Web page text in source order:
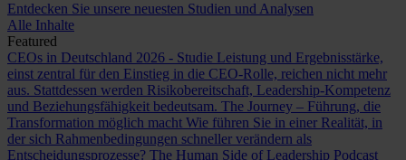
Entdecken Sie unsere neuesten Studien und Analysen
Alle Inhalte
Featured
CEOs in Deutschland 2026 - Studie Leistung und Ergebnisstärke,
einst zentral für den Einstieg in die CEO-Rolle, reichen nicht mehr
aus. Stattdessen werden Risikobereitschaft, Leadership-Kompetenz
und Beziehungsfähigkeit bedeutsam. The Journey – Führung, die
Transformation möglich macht Wie führen Sie in einer Realität, in
der sich Rahmenbedingungen schneller verändern als
Entscheidungsprozesse? The Human Side of Leadership Podcast